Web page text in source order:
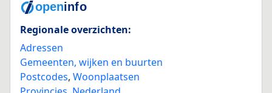
Regionale overzichten:
Adressen
Gemeenten, wijken en buurten
Postcodes, Woonplaatsen